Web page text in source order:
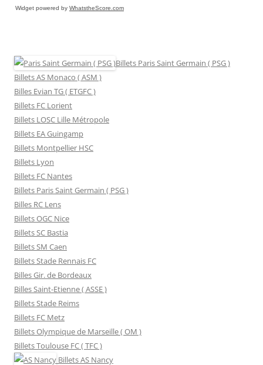
Widget powered by WhatstheScore.com
Billets Paris Saint Germain ( PSG )
Billets AS Monaco ( ASM )
Billes Evian TG ( ETGFC )
Billets FC Lorient
Billets LOSC Lille Métropole
Billets EA Guingamp
Billets Montpellier HSC
Billets Lyon
Billets FC Nantes
Billets Paris Saint Germain ( PSG )
Billes RC Lens
Billets OGC Nice
Billets SC Bastia
Billets SM Caen
Billets Stade Rennais FC
Billes Gir. de Bordeaux
Billes Saint-Etienne ( ASSE )
Billets Stade Reims
Billets FC Metz
Billets Olympique de Marseille ( OM )
Billets Toulouse FC ( TFC )
BilletsAS Nancy